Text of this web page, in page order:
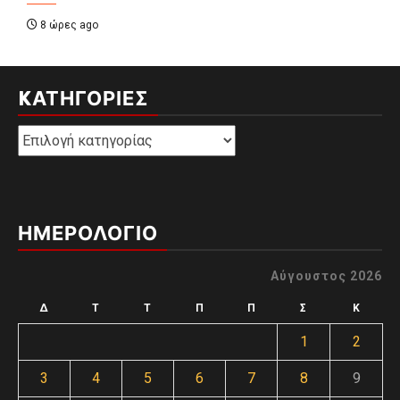
8 ώρες ago
KΑΤΗΓΟΡΊΕΣ
Kατηγορίες
ΗΜΕΡΟΛΟΓΙΟ
Αύγουστος 2026
Δ Τ Τ Π Π Σ Κ
1 2
3 4 5 6 7 8 9